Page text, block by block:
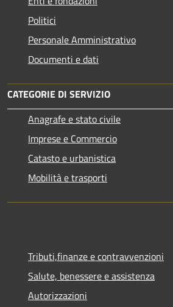
Politici
Personale Amministrativo
Documenti e dati
CATEGORIE DI SERVIZIO
Anagrafe e stato civile
Imprese e Commercio
Catasto e urbanistica
Mobilità e trasporti
Tributi,finanze e contravvenzioni
Salute, benessere e assistenza
Autorizzazioni